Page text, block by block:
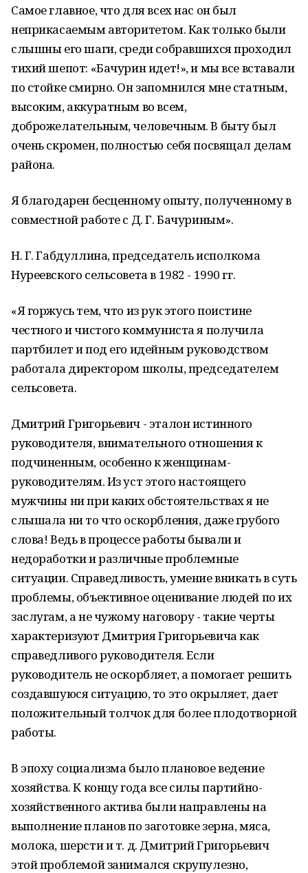
Самое главное, что для всех нас он был
неприкасаемым авторитетом. Как только были
слышны его шаги, среди собравшихся проходил
тихий шепот: «Бачурин идет!», и мы все вставали
по стойке смирно. Он запомнился мне статным,
высоким, аккуратным во всем,
доброжелательным, человечным. В быту был
очень скромен, полностью себя посвящал делам
района.
Я благодарен бесценному опыту, полученному в
совместной работе с Д. Г. Бачуриным».
Н. Г. Габдуллина, председатель исполкома
Нуреевского сельсовета в 1982 - 1990 гг.
«Я горжусь тем, что из рук этого поистине
честного и чистого коммуниста я получила
партбилет и под его идейным руководством
работала директором школы, председателем
сельсовета.
Дмитрий Григорьевич - эталон истинного
руководителя, внимательного отношения к
подчиненным, особенно к женщинам-
руководителям. Из уст этого настоящего
мужчины ни при каких обстоятельствах я не
слышала ни то что оскорбления, даже грубого
слова! Ведь в процессе работы бывали и
недоработки и различные проблемные
ситуации. Справедливость, умение вникать в суть
проблемы, объективное оценивание людей по их
заслугам, а не чужому наговору - такие черты
характеризуют Дмитрия Григорьевича как
справедливого руководителя. Если
руководитель не оскорбляет, а помогает решить
создавшуюся ситуацию, то это окрыляет, дает
положительный толчок для более плодотворной
работы.
В эпоху социализма было плановое ведение
хозяйства. К концу года все силы партийно-
хозяйственного актива были направлены на
выполнение планов по заготовке зерна, мяса,
молока, шерсти и т. д. Дмитрий Григорьевич
этой проблемой занимался скрупулезно,